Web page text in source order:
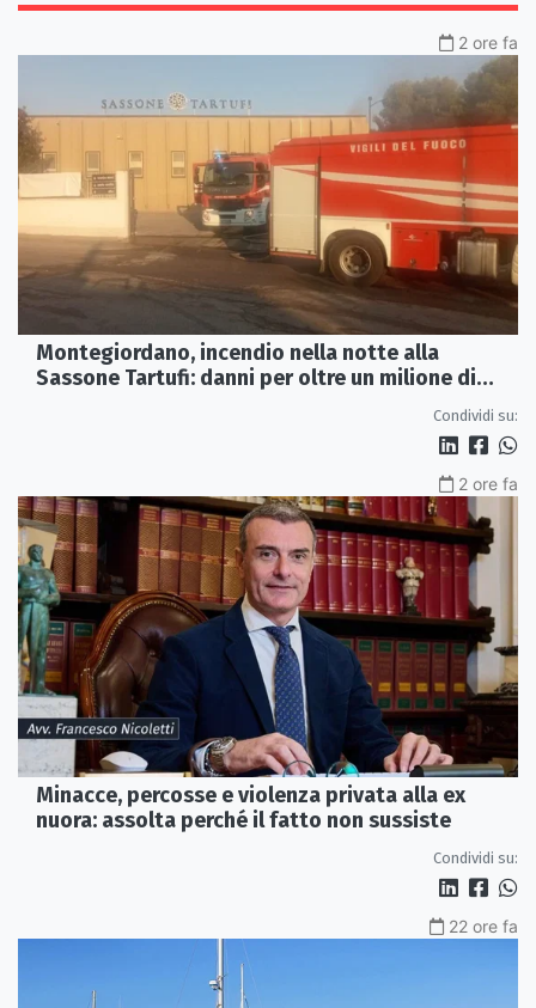
2 ore fa
Montegiordano, incendio nella notte alla
Sassone Tartufi: danni per oltre un milione di
Condividi su:
2 ore fa
Minacce, percosse e violenza privata alla ex
nuora: assolta perché il fatto non sussiste
Condividi su:
22 ore fa